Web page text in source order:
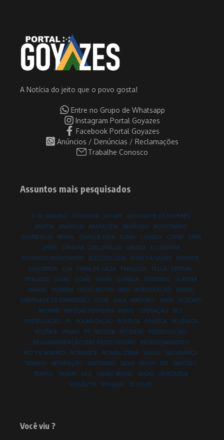
A Notícia do jeito que o povo gosta!
Entre no Grupo de Whatsapp
Instagram Portal Goyazes
Facebook Portal Goyazes
Anúncios / Denúncias / Reclamações
Trabalhe Conosco
Assuntos mais pesquisados
8 DE JANEIRO ACADEMIA AFFAIR
ALEXANDRE DE MORAES
ANISTIA
ANÁPOLIS APARECIDA BARROSO
BOLSONARO
BOMBEIROS
BRASIL CHARLIE KIRK CLIMA COMIDA COP30
CPMI
CRISE
CÂMARA DIPLOMACIA DIREITA
ECONOMIA
EDUARDO BOLSONARO
ELEIÇÕES 2026 ELISA DA SAÚDE
ESPORTE
ESQUERDA
EUA FAIXA DE GAZA FAMOSOS FELCA
FESTIVAL
FRAUDES
GOIAS GOIÁS GOIÁS GOIÂNIA GOVERNO
GUERRA
HAMAS
HOMEM HUGO MOTTA INSS INVESTIGAÇÃO
ISRAEL
LIBERDADE DE EXPRESSÃO
LOOK LULA MADURO MILEI
MORAES
MORRE
NIKOLAS FERREIRA NOVO OPERAÇÃO
PCC
PERSEGUIÇÃO
PL POLARIZAÇÃO POLITICA POLITÍCA
POLÊMICA
POLÍTICA
PRESO PT RECEITA RECEITAS
REDES SOCIAIS
REGULAMENTAÇÃO DAS REDES SOCIAIS
RELACIONAMENTO
RIO DE JANEIRO
ROMANCE ROMEU ZEMA SAÚDE
SEGURANÇA
SENADO
SEPARAÇÃO SERTANEJO SEXO SHOW STF
TARCÍSIO
TEATRO
TRUMP UFG UNIÃO BRASIL VAGAS
VENEZUELA
VIOLÊNCIA
VIRGINIA ZE FELIPE
Você viu ?